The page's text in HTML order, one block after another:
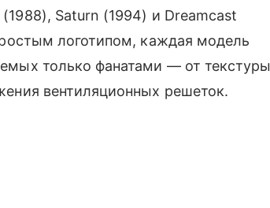
Saturn (1994) и Dreamcast
логотипом, каждая модель
только фанатами — от текстуры
вентиляционных решеток.